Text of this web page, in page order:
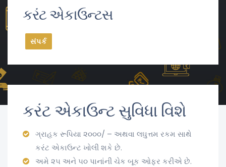
કરંટ એકાઉન્ટસ
સંપર્ક
કરંટ એકાઉન્ટ સુવિધા વિશે
ગ્રાહક રૂપિયા ૨૦૦૦/ – અથવા લઘુત્તમ રકમ સાથે
કરંટ એકાઉન્ટ ખોલી શકે છે.
અમે ૨૫ અને ૫૦ પાનાંની ચેક બૂક ઓફર કરીએ છે.